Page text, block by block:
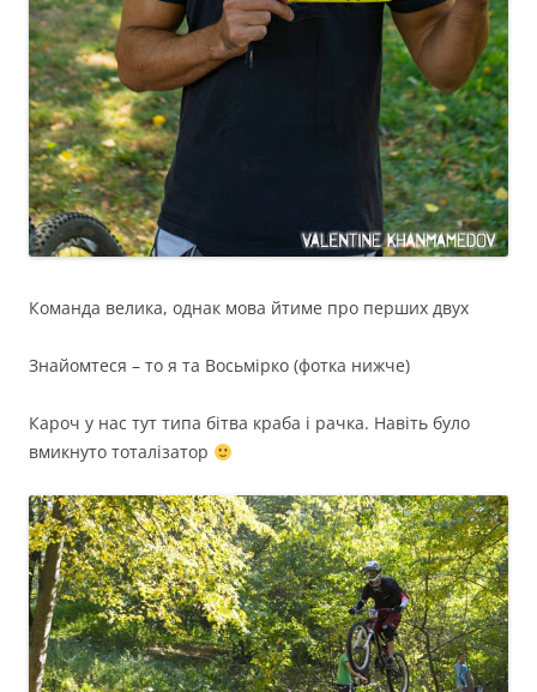
Команда велика, однак мова йтиме про перших двух
Знайомтеся – то я та Восьмірко (фотка нижче)
Кароч у нас тут типа бітва краба і рачка. Навіть було
вмикнуто тоталізатор